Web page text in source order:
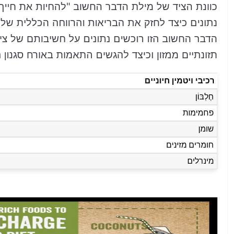
כוונת הציד של מילת הדבר החשוב "להחיות את
נתונים כיצד לחזק את הבריאות והרווחה
הדבר החשוב הזו רוכשים נתונים על חשיבותם של
תזונתיים ממזון וכיצד להגשים התאמות באורח סגנון
רכיבי ויטמין חיוניים
חֶלְבּוֹן
פחמימות
שומן
חומרים מזינים
מינרלים